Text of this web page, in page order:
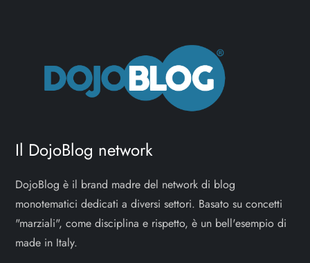
Il DojoBlog network
DojoBlog è il brand madre del network di blog
monotematici dedicati a diversi settori. Basato su concetti
"marziali", come disciplina e rispetto, è un bell'esempio di
made in Italy.